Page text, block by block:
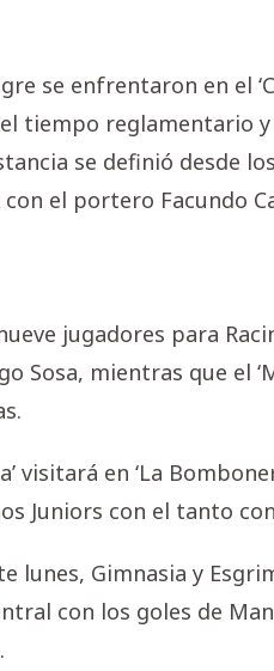
se enfrentaron en el
tiempo reglamentario
se definió desde
el portero Facundo
jugadores para
Sosa, mientras que el
visitará en ‘La
Juniors con el tanto
lunes, Gimnasia y
con los goles de